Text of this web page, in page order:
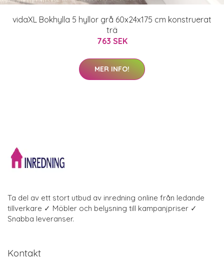
vidaXL Bokhylla 5 hyllor grå 60x24x175 cm konstruerat
trä
763 SEK
MER INFO!
Ta del av ett stort utbud av inredning online från ledande
tillverkare ✓ Möbler och belysning till kampanjpriser ✓
Snabba leveranser.
Kontakt